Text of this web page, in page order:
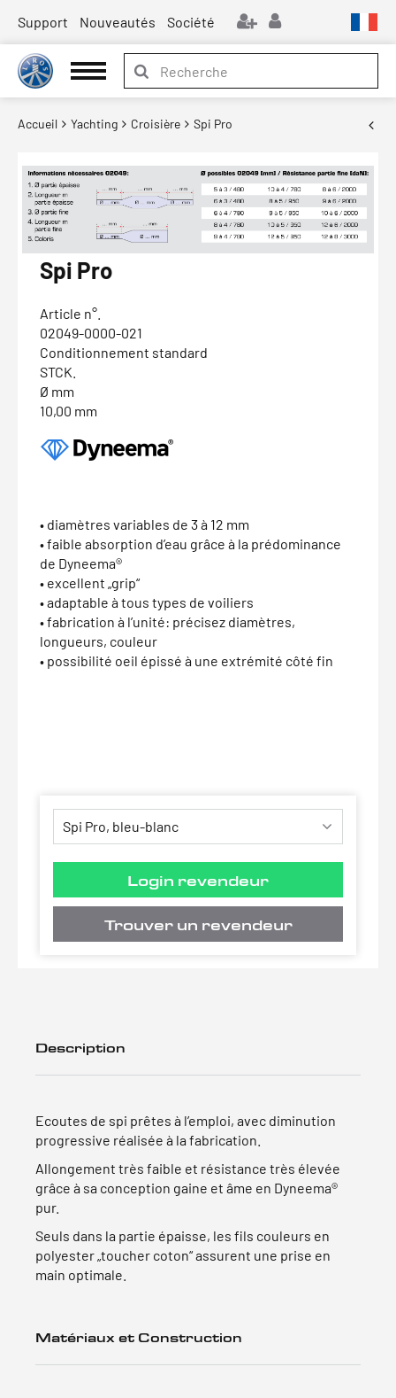
Support Nouveautés Société
Accueil Yachting Croisière Spi Pro
Spi Pro
Article n°.
02049-0000-021
Conditionnement standard
STCK.
Ø mm
10,00 mm
• diamètres variables de 3 à 12 mm
• faible absorption d’eau grâce à la prédominance
de Dyneema®
• excellent „grip“
• adaptable à tous types de voiliers
• fabrication à l’unité: précisez diamètres,
longueurs, couleur
• possibilité oeil épissé à une extrémité côté fin
Login revendeur
Trouver un revendeur
Description
Ecoutes de spi prêtes à l’emploi, avec diminution
progressive réalisée à la fabrication.
Allongement très faible et résistance très élevée
grâce à sa conception gaine et âme en Dyneema®
pur.
Seuls dans la partie épaisse, les fils couleurs en
polyester „toucher coton“ assurent une prise en
main optimale.
Matériaux et Construction